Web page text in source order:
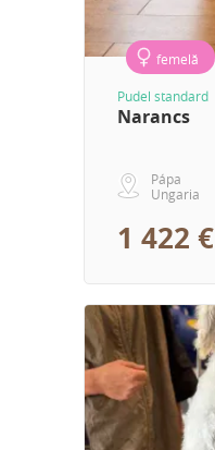
femelă
Pudel standard
Narancs
Pápa
Ungaria
1 422 €